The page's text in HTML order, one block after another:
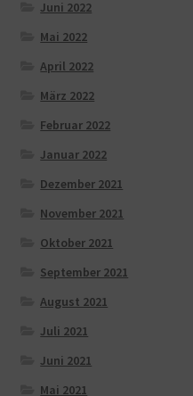
Juni 2022
Mai 2022
April 2022
März 2022
Februar 2022
Januar 2022
Dezember 2021
November 2021
Oktober 2021
September 2021
August 2021
Juli 2021
Juni 2021
Mai 2021